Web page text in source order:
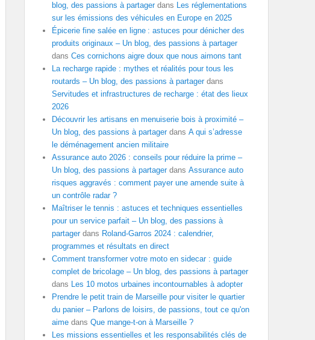
blog, des passions à partagerdans Les réglementations
sur les émissions des véhicules en Europe en 2025
Épicerie fine salée en ligne : astuces pour dénicher des
produits originaux – Un blog, des passions à partager
dans Ces cornichons aigre doux que nous aimons tant
La recharge rapide : mythes et réalités pour tous les
routards – Un blog, des passions à partagerdans
Servitudes et infrastructures de recharge : état des lieux
2026
Découvrir les artisans en menuiserie bois à proximité –
Un blog, des passions à partagerdans A qui s’adresse
le déménagement ancien militaire
Assurance auto 2026 : conseils pour réduire la prime –
Un blog, des passions à partagerdans Assurance auto
risques aggravés : comment payer une amende suite à
un contrôle radar ?
Maîtriser le tennis : astuces et techniques essentielles
pour un service parfait – Un blog, des passions à
partagerdans Roland-Garros 2024 : calendrier,
programmes et résultats en direct
Comment transformer votre moto en sidecar : guide
complet de bricolage – Un blog, des passions à partager
dans Les 10 motos urbaines incontournables à adopter
Prendre le petit train de Marseille pour visiter le quartier
du panier – Parlons de loisirs, de passions, tout ce qu'on
aime dans Que mange-t-on à Marseille ?
Les missions essentielles et les responsabilités clés de